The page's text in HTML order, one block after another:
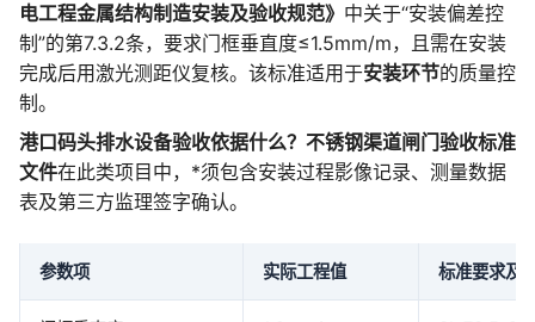
电工程金属结构制造安装及验收规范》 中关于“安装偏差控
制”的第7.3.2条，要求门框垂直度≤1.5mm/m，且需在安装
完成后用激光测距仪复核。该标准适用于安装环节的质量控
制。
港口码头排水设备验收依据什么？不锈钢渠道闸门验收标准
文件在此类项目中，*须包含安装过程影像记录、测量数据
表及第三方监理签字确认。
参数项 实际工程值 标准要求及